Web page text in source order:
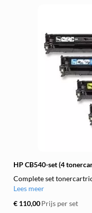
HP CB540-set (4
Complete set
Lees meer
€ 110,00Prijs per set